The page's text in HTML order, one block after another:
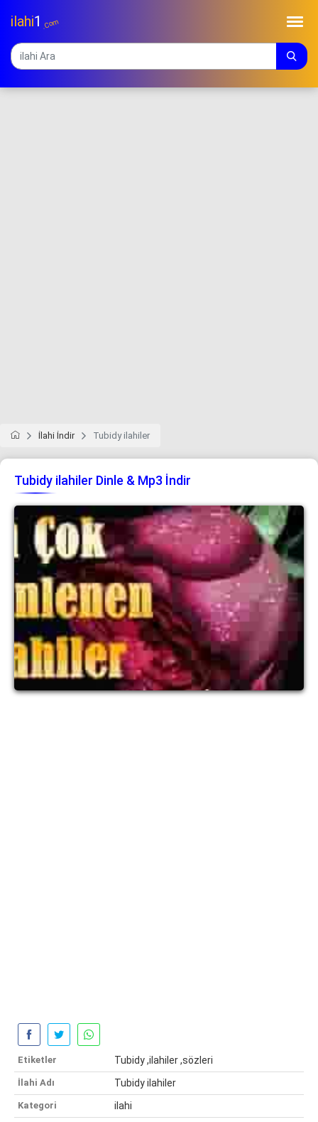
ilahi1 .Com
İlahi İndir Tubidy ilahiler
Tubidy ilahiler Dinle & Mp3 İndir
Etiketler Tubidy ,ilahiler ,sözleri
İlahi Adı Tubidy ilahiler
Kategori ilahi